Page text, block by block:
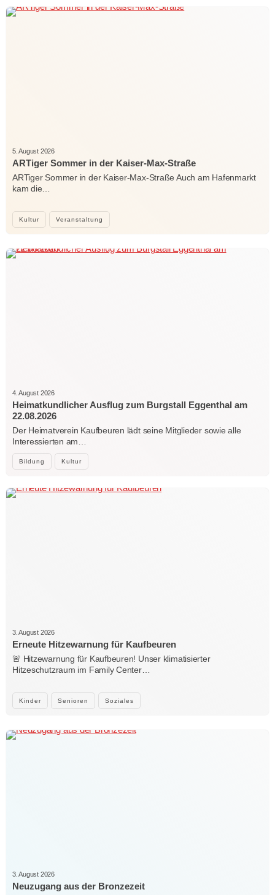
Kultur Veranstaltung
5. August 2026
ARTiger Sommer in der Kaiser-Max-Straße
ARTiger Sommer in der Kaiser-Max-Straße Auch am Hafenmarkt
kam die…
Bildung Kultur
4. August 2026
Heimatkundlicher Ausflug zum Burgstall Eggenthal am
22.08.2026
Der Heimatverein Kaufbeuren lädt seine Mitglieder sowie alle
Interessierten am…
Kinder Senioren Soziales
3. August 2026
Erneute Hitzewarnung für Kaufbeuren
🚨 Hitzewarnung für Kaufbeuren! Unser klimatisierter
Hitzeschutzraum im Family Center…
3. August 2026
Neuzugang aus der Bronzezeit